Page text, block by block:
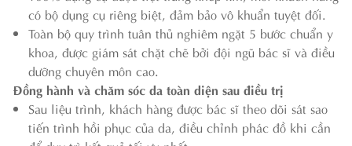
có bộ dụng cụ riêng biệt, đảm bảo vô khuẩn tuyệt đối.
Toàn bộ quy trình tuân thủ nghiêm ngặt 5 bước chuẩn y
khoa, được giám sát chặt chẽ bởi đội ngũ bác sĩ và điều
dưỡng chuyên môn cao.
Đồng hành và chăm sóc da toàn diện sau điều trị
Sau liệu trình, khách hàng được bác sĩ theo dõi sát sao
tiến trình hồi phục của da, điều chỉnh phác đồ khi cần